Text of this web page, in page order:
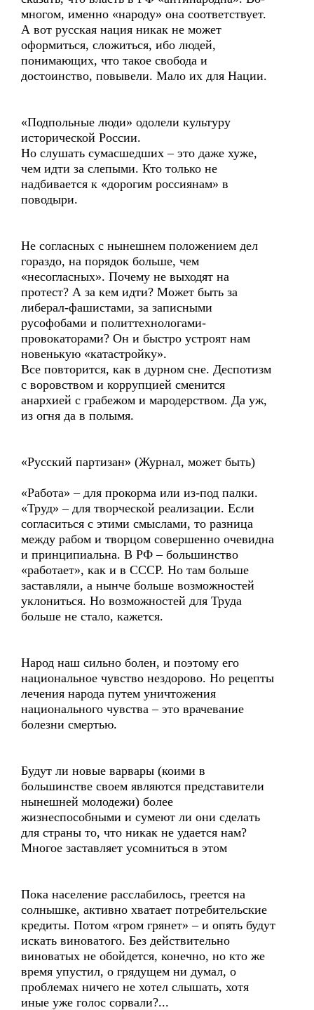
многом, именно «народу» она соответствует.
А вот русская нация никак не может
оформиться, сложиться, ибо людей,
понимающих, что такое свобода и
достоинство, повывели. Мало их для Нации.
«Подпольные люди» одолели культуру
исторической России.
Но слушать сумасшедших – это даже хуже,
чем идти за слепыми. Кто только не
надбивается к «дорогим россиянам» в
поводыри.
Не согласных с нынешнем положением дел
гораздо, на порядок больше, чем
«несогласных». Почему не выходят на
протест? А за кем идти? Может быть за
либерал-фашистами, за записными
русофобами и политтехнологами-
провокаторами? Он и быстро устроят нам
новенькую «катастройку».
Все повторится, как в дурном сне. Деспотизм
с воровством и коррупцией сменится
анархией с грабежом и мародерством. Да уж,
из огня да в полымя.
«Русский партизан» (Журнал, может быть)
«Работа» – для прокорма или из-под палки.
«Труд» – для творческой реализации. Если
согласиться с этими смыслами, то разница
между рабом и творцом совершенно очевидна
и принципиальна. В РФ – большинство
«работает», как и в СССР. Но там больше
заставляли, а нынче больше возможностей
уклониться. Но возможностей для Труда
больше не стало, кажется.
Народ наш сильно болен, и поэтому его
национальное чувство нездорово. Но рецепты
лечения народа путем уничтожения
национального чувства – это врачевание
болезни смертью.
Будут ли новые варвары (коими в
большинстве своем являются представители
нынешней молодежи) более
жизнеспособными и сумеют ли они сделать
для страны то, что никак не удается нам?
Многое заставляет усомниться в этом
Пока население расслабилось, греется на
солнышке, активно хватает потребительские
кредиты. Потом «гром грянет» – и опять будут
искать виноватого. Без действительно
виноватых не обойдется, конечно, но кто же
время упустил, о грядущем ни думал, о
проблемах ничего не хотел слышать, хотя
иные уже голос сорвали?...